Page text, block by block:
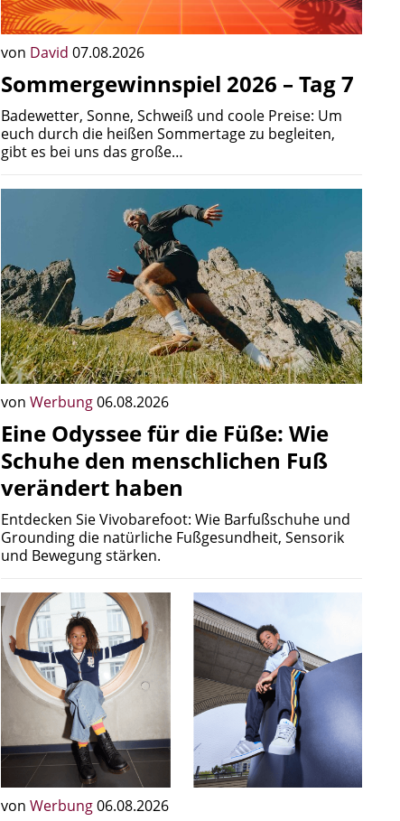
von David 07.08.2026
Sommergewinnspiel 2026 – Tag 7
Badewetter, Sonne, Schweiß und coole Preise: Um
euch durch die heißen Sommertage zu begleiten,
gibt es bei uns das große…
von Werbung06.08.2026
Eine Odyssee für die Füße: Wie
Schuhe den menschlichen Fuß
verändert haben
Entdecken Sie Vivobarefoot: Wie Barfußschuhe und
Grounding die natürliche Fußgesundheit, Sensorik
und Bewegung stärken.
von Werbung06.08.2026